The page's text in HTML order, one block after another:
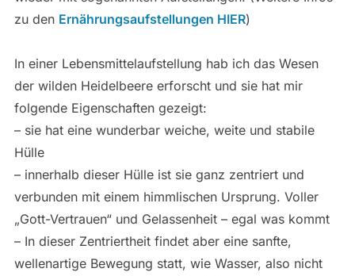
zu den Ernährungsaufstellungen HIER)
In einer Lebensmittelaufstellung hab ich das Wesen
der wilden Heidelbeere erforscht und sie hat mir
folgende Eigenschaften gezeigt:
– sie hat eine wunderbar weiche, weite und stabile
Hülle
– innerhalb dieser Hülle ist sie ganz zentriert und
verbunden mit einem himmlischen Ursprung. Voller
„Gott-Vertrauen“ und Gelassenheit – egal was kommt
– In dieser Zentriertheit findet aber eine sanfte,
wellenartige Bewegung statt, wie Wasser, also nicht